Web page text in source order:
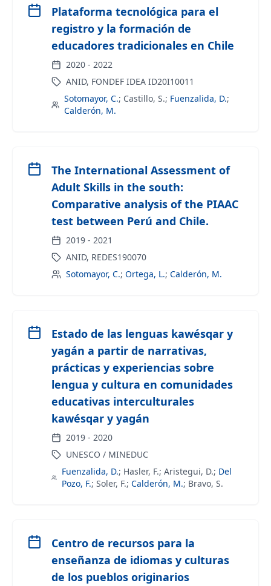
Plataforma tecnológica para el
registro y la formación de
educadores tradicionales en Chile
2020 - 2022
ANID, FONDEF IDEA ID20I10011
Sotomayor, C.; Castillo, S.; Fuenzalida, D.;
Calderón, M.
The International Assessment of
Adult Skills in the south:
Comparative analysis of the PIAAC
test between Perú and Chile.
2019 - 2021
ANID, REDES190070
Sotomayor, C.; Ortega, L.; Calderón, M.
Estado de las lenguas kawésqar y
yagán a partir de narrativas,
prácticas y experiencias sobre
lengua y cultura en comunidades
educativas interculturales
kawésqar y yagán
2019 - 2020
UNESCO / MINEDUC
Fuenzalida, D.; Hasler, F.; Aristegui, D.; Del
Pozo, F.; Soler, F.; Calderón, M.; Bravo, S.
Centro de recursos para la
enseñanza de idiomas y culturas
de los pueblos originarios